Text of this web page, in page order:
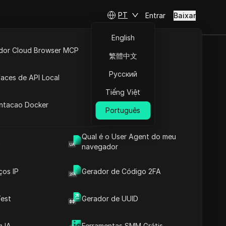
Qual é o User Agent do meu
navegador
IP Gerador de Código 2FA
Gerador de UUID
Cloud Browser MCP
de API Local
Docker
PT
English
繁體中文
Русский
Tiếng Việt
Português
Entrar Baixar
|
pela
Fazer perguntas
Fazer perguntas sobre esta página
Abrir no Claude
Fazer perguntas sobre esta página